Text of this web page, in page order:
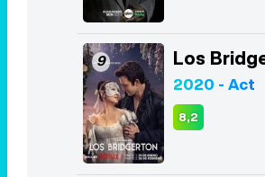
9 Los
2020 - Act
8,2